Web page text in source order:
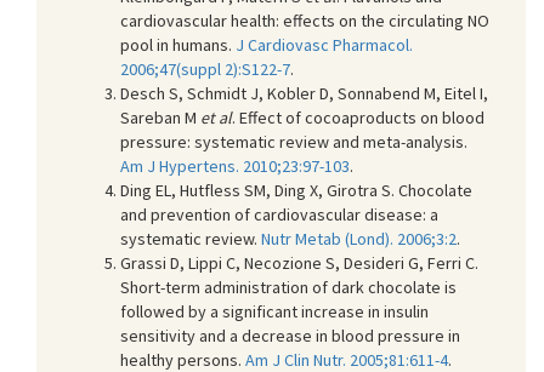
cardiovascular health: effects on the circulating NO
pool in humans. J Cardiovasc Pharmacol.
2006;47(suppl 2):S122-7.
Desch S, Schmidt J, Kobler D, Sonnabend M, Eitel I,
Sareban M et al. Effect of cocoaproducts on blood
pressure: systematic review and meta-analysis.
Am J Hypertens. 2010;23:97-103.
Ding EL, Hutfless SM, Ding X, Girotra S. Chocolate
and prevention of cardiovascular disease: a
systematic review. Nutr Metab (Lond). 2006;3:2.
Grassi D, Lippi C, Necozione S, Desideri G, Ferri C.
Short-term administration of dark chocolate is
followed by a significant increase in insulin
sensitivity and a decrease in blood pressure in
healthy persons. Am J Clin Nutr. 2005;81:611-4.